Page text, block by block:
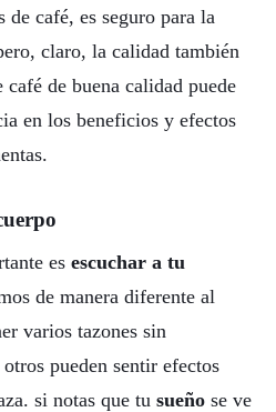
de café, es seguro para la
claro, la calidad también
de buena calidad puede
en los beneficios y efectos
es escuchar a tu
de manera diferente al
varios tazones sin
pueden sentir efectos
si notas que tu sueño se ve